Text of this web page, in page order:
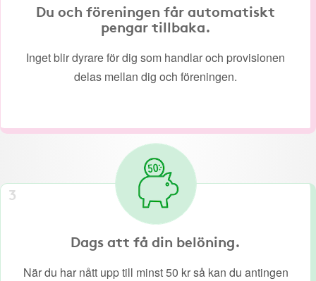
Du och föreningen får automatiskt
pengar tillbaka.
Inget blir dyrare för dig som handlar och provisionen
delas mellan dig och föreningen.
3
Dags att få din belöning.
När du har nått upp till minst 50 kr så kan du antingen